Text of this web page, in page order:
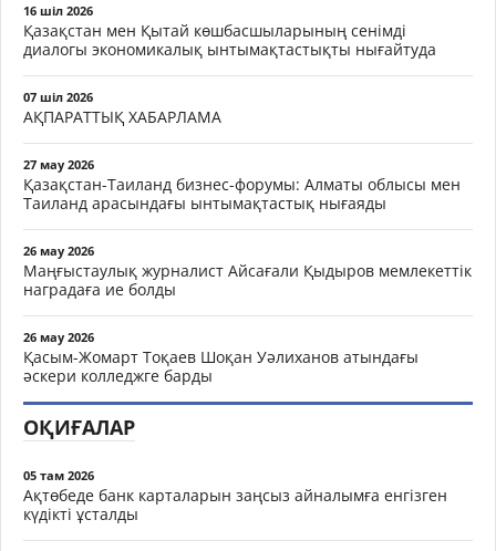
16 шіл 2026
Қазақстан мен Қытай көшбасшыларының сенімді
диалогы экономикалық ынтымақтастықты нығайтуда
07 шіл 2026
АҚПАРАТТЫҚ ХАБАРЛАМА
27 мау 2026
Қазақстан-Таиланд бизнес-форумы: Алматы облысы мен
Таиланд арасындағы ынтымақтастық нығаяды
26 мау 2026
Маңғыстаулық журналист Айсағали Қыдыров мемлекеттік
наградаға ие болды
26 мау 2026
Қасым-Жомарт Тоқаев Шоқан Уәлиханов атындағы
әскери колледжге барды
ОҚИҒАЛАР
05 там 2026
Ақтөбеде банк карталарын заңсыз айналымға енгізген
күдікті ұсталды